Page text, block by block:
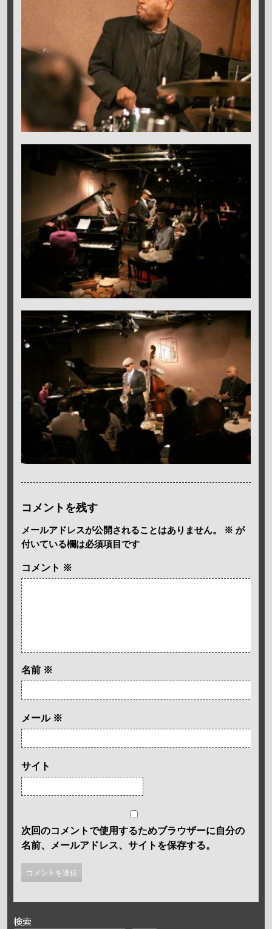
コメントを残す
メールアドレスが公開されることはありません。 ※ が
付いている欄は必須項目です
コメント ※
名前 ※
メール ※
サイト
次回のコメントで使用するためブラウザーに自分の
名前、メールアドレス、サイトを保存する。
検索